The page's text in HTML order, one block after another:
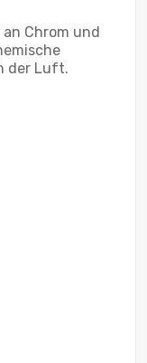
Chrom und
der Luft.